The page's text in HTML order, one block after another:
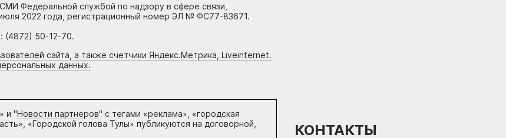
Федеральной службой по надзору в сфере связи,
2022 года, регистрационный номер ЭЛ № ФС77-83671.
(4872) 50-12-70.
сайта, а также счетчики Яндекс.Метрика, Liveinternet.
данных.
» и "Новости партнеров" с тегами «реклама», «городская
«Городской голова Тулы» публикуются на договорной,
КОНТАКТЫ